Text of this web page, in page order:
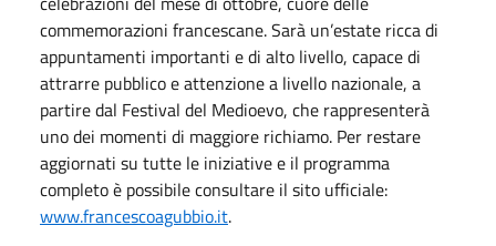
commemorazioni francescane. Sarà un’estate ricca di
appuntamenti importanti e di alto livello, capace di
attrarre pubblico e attenzione a livello nazionale, a
partire dal Festival del Medioevo, che rappresenterà
uno dei momenti di maggiore richiamo. Per restare
aggiornati su tutte le iniziative e il programma
completo è possibile consultare il sito ufficiale:
www.francescoagubbio.it.